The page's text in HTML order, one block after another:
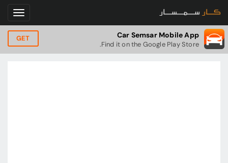
Car Semsar Mobile App
Find it on the Google Play Store.
GET